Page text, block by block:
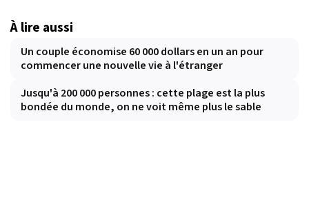
À lire aussi
Un couple économise 60 000 dollars en un an pour
commencer une nouvelle vie à l'étranger
Jusqu'à 200 000 personnes : cette plage est la plus
bondée du monde, on ne voit même plus le sable